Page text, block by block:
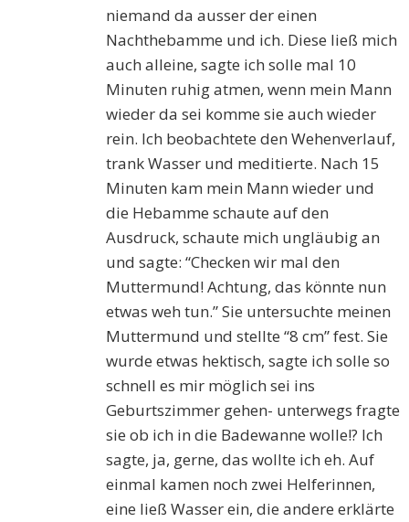
niemand da ausser der einen
Nachthebamme und ich. Diese ließ mich
auch alleine, sagte ich solle mal 10
Minuten ruhig atmen, wenn mein Mann
wieder da sei komme sie auch wieder
rein. Ich beobachtete den Wehenverlauf,
trank Wasser und meditierte. Nach 15
Minuten kam mein Mann wieder und
die Hebamme schaute auf den
Ausdruck, schaute mich ungläubig an
und sagte: “Checken wir mal den
Muttermund! Achtung, das könnte nun
etwas weh tun.” Sie untersuchte meinen
Muttermund und stellte “8 cm” fest. Sie
wurde etwas hektisch, sagte ich solle so
schnell es mir möglich sei ins
Geburtszimmer gehen- unterwegs fragte
sie ob ich in die Badewanne wolle!? Ich
sagte, ja, gerne, das wollte ich eh. Auf
einmal kamen noch zwei Helferinnen,
eine ließ Wasser ein, die andere erklärte